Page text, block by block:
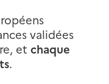
validées
et chaque
.